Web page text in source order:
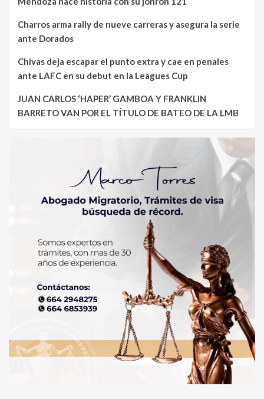
Charros arma rally de nueve carreras y asegura la serie
ante Dorados
Chivas deja escapar el punto extra y cae en penales
ante LAFC en su debut en la Leagues Cup
JUAN CARLOS ‘HAPER’ GAMBOA Y FRANKLIN
BARRETO VAN POR EL TÍTULO DE BATEO DE LA LMB